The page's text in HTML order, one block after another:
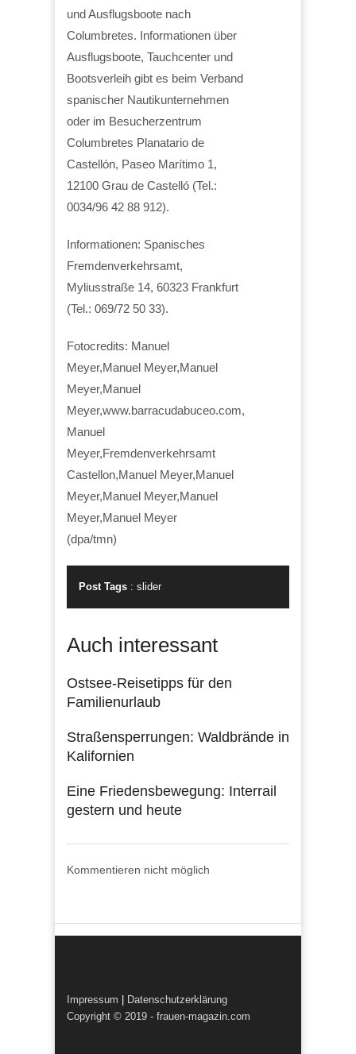
und Ausflugsboote nach
Columbretes. Informationen über
Ausflugsboote, Tauchcenter und
Bootsverleih gibt es beim Verband
spanischer Nautikunternehmen
oder im Besucherzentrum
Columbretes Planatario de
Castellón, Paseo Marítimo 1,
12100 Grau de Castelló (Tel.:
0034/96 42 88 912).
Informationen: Spanisches
Fremdenverkehrsamt,
Myliusstraße 14, 60323 Frankfurt
(Tel.: 069/72 50 33).
Fotocredits: Manuel
Meyer,Manuel Meyer,Manuel
Meyer,Manuel
Meyer,www.barracudabuceo.com,
Manuel
Meyer,Fremdenverkehrsamt
Castellon,Manuel Meyer,Manuel
Meyer,Manuel Meyer,Manuel
Meyer,Manuel Meyer
(dpa/tmn)
Post Tags : slider
Auch interessant
Ostsee-Reisetipps für den
Familienurlaub
Straßensperrungen: Waldbrände in
Kalifornien
Eine Friedensbewegung: Interrail
gestern und heute
Kommentieren nicht möglich
Impressum
Datenschutzerklärung
Copyright © 2019 - frauen-magazin.com